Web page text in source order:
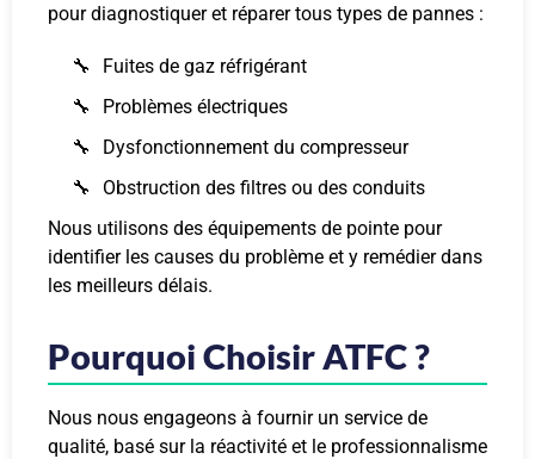
pour diagnostiquer et réparer tous types de pannes :
Fuites de gaz réfrigérant
Problèmes électriques
Dysfonctionnement du compresseur
Obstruction des filtres ou des conduits
Nous utilisons des équipements de pointe pour
identifier les causes du problème et y remédier dans
les meilleurs délais.
Pourquoi Choisir ATFC ?
Nous nous engageons à fournir un service de
qualité, basé sur la réactivité et le professionnalisme